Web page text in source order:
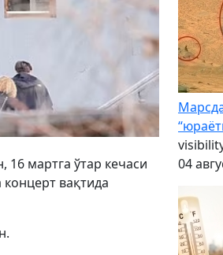
16 мартга ўтар кечаси
вақтида
04